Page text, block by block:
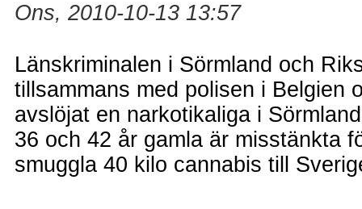
Ons, 2010-10-13 13:57
Länskriminalen i Sörmland och
tillsammans med polisen i Belgien
avslöjat en narkotikaliga i
36 och 42 år gamla är misstänkta
smuggla 40 kilo cannabis till